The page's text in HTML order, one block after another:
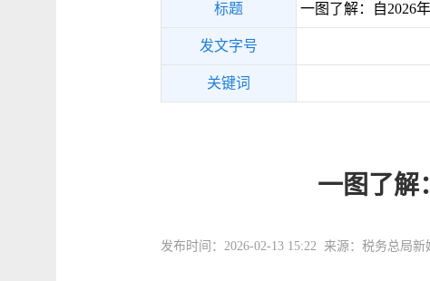
标题 一图了解：自2026
发文字号
关键词
一图了解
发布时间：2026-02-13 15:22 来源：税务总局新